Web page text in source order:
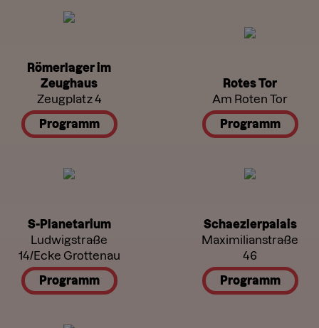
Römerlager im
Zeughaus
Zeugplatz 4
Programm
Rotes Tor
Am Roten Tor
Programm
S-Planetarium
Ludwigstraße
14/Ecke Grottenau
Programm
Schaezlerpalais
Maximilianstraße
46
Programm